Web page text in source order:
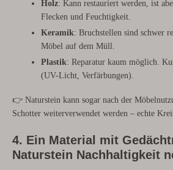
Holz: Kann restauriert werden, ist
Flecken und Feuchtigkeit.
Keramik: Bruchstellen sind schwer
Möbel auf dem Müll.
Plastik: Reparatur kaum möglich.
(UV-Licht, Verfärbungen).
👉 Naturstein kann sogar nach der
Schotter weiterverwendet werden – echte
4. Ein Material mit
Naturstein Nachhaltigkeit